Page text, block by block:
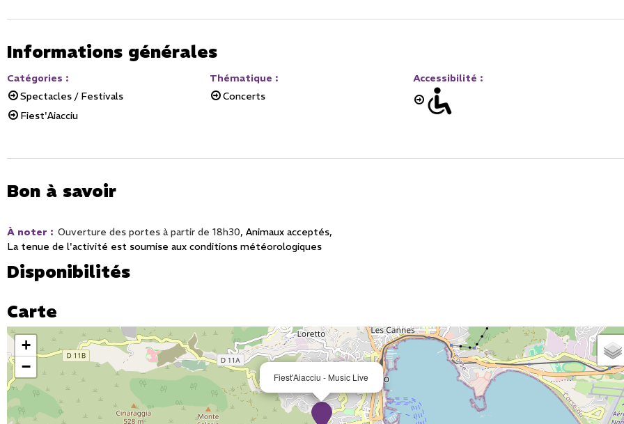
Informations générales
Catégories :
Spectacles / Festivals
Fiest'Aiacciu
Thématique :
Concerts
Accessibilité :
Bon à savoir
À noter : Ouverture des portes à partir de 18h30 Animaux acceptés
La tenue de l'activité est soumise aux conditions météorologiques
Disponibilités
Carte
Fiest'Aiacciu - Music Live
+
−